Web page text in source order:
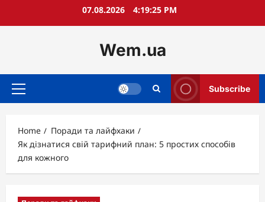
07.08.2026 4:19:26 PM
Wem.ua
Primary
Subscribe
Home
Поради та лайфхаки
Як дізнатися свій тарифний план: 5 простих способів
для кожного